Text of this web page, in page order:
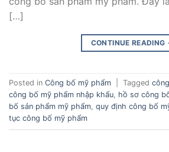
[…]
CONTINUE READING
Posted in Công bố mỹ phẩm Tagged
công bố mỹ phẩm nhập khẩu, hồ sơ công
bố sản phẩm mỹ phẩm, quy định công bố
tục công bố mỹ phẩm